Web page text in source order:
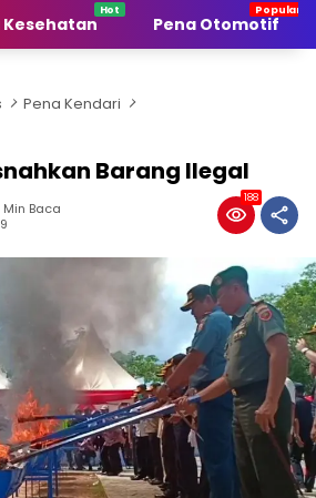
Kesehatan Pena Otomotif
Pena Kendari
Barang Ilegal
Min Baca
188